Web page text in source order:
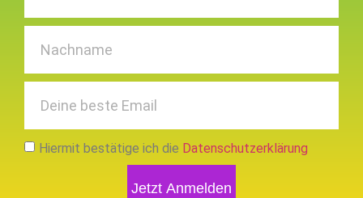
Hiermit bestätige ich die Datenschutzerklärung
Jetzt Anmelden